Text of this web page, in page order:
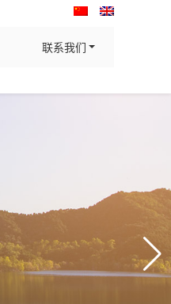
联系我们